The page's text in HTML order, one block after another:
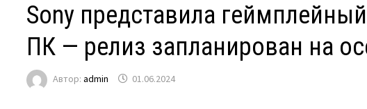
Sony представила
ПК — релиз запланирован на
Автор:admin 01.06.2024